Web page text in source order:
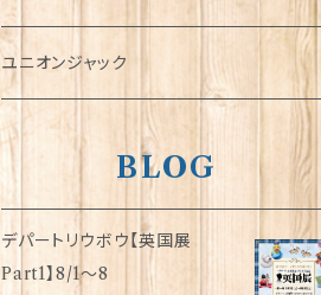
指貫(シンブル)
ユニオンジャック
BLOG
デパートリウボウ【英国展
Part1】8/1〜8